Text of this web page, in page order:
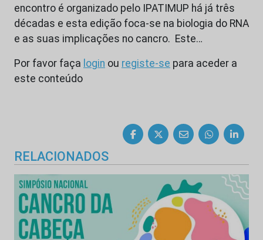
encontro é organizado pelo IPATIMUP há já três
décadas e esta edição foca-se na biologia do RNA
e as suas implicações no cancro. Este…
Por favor faça login ou registe-se para aceder a
este conteúdo
RELACIONADOS